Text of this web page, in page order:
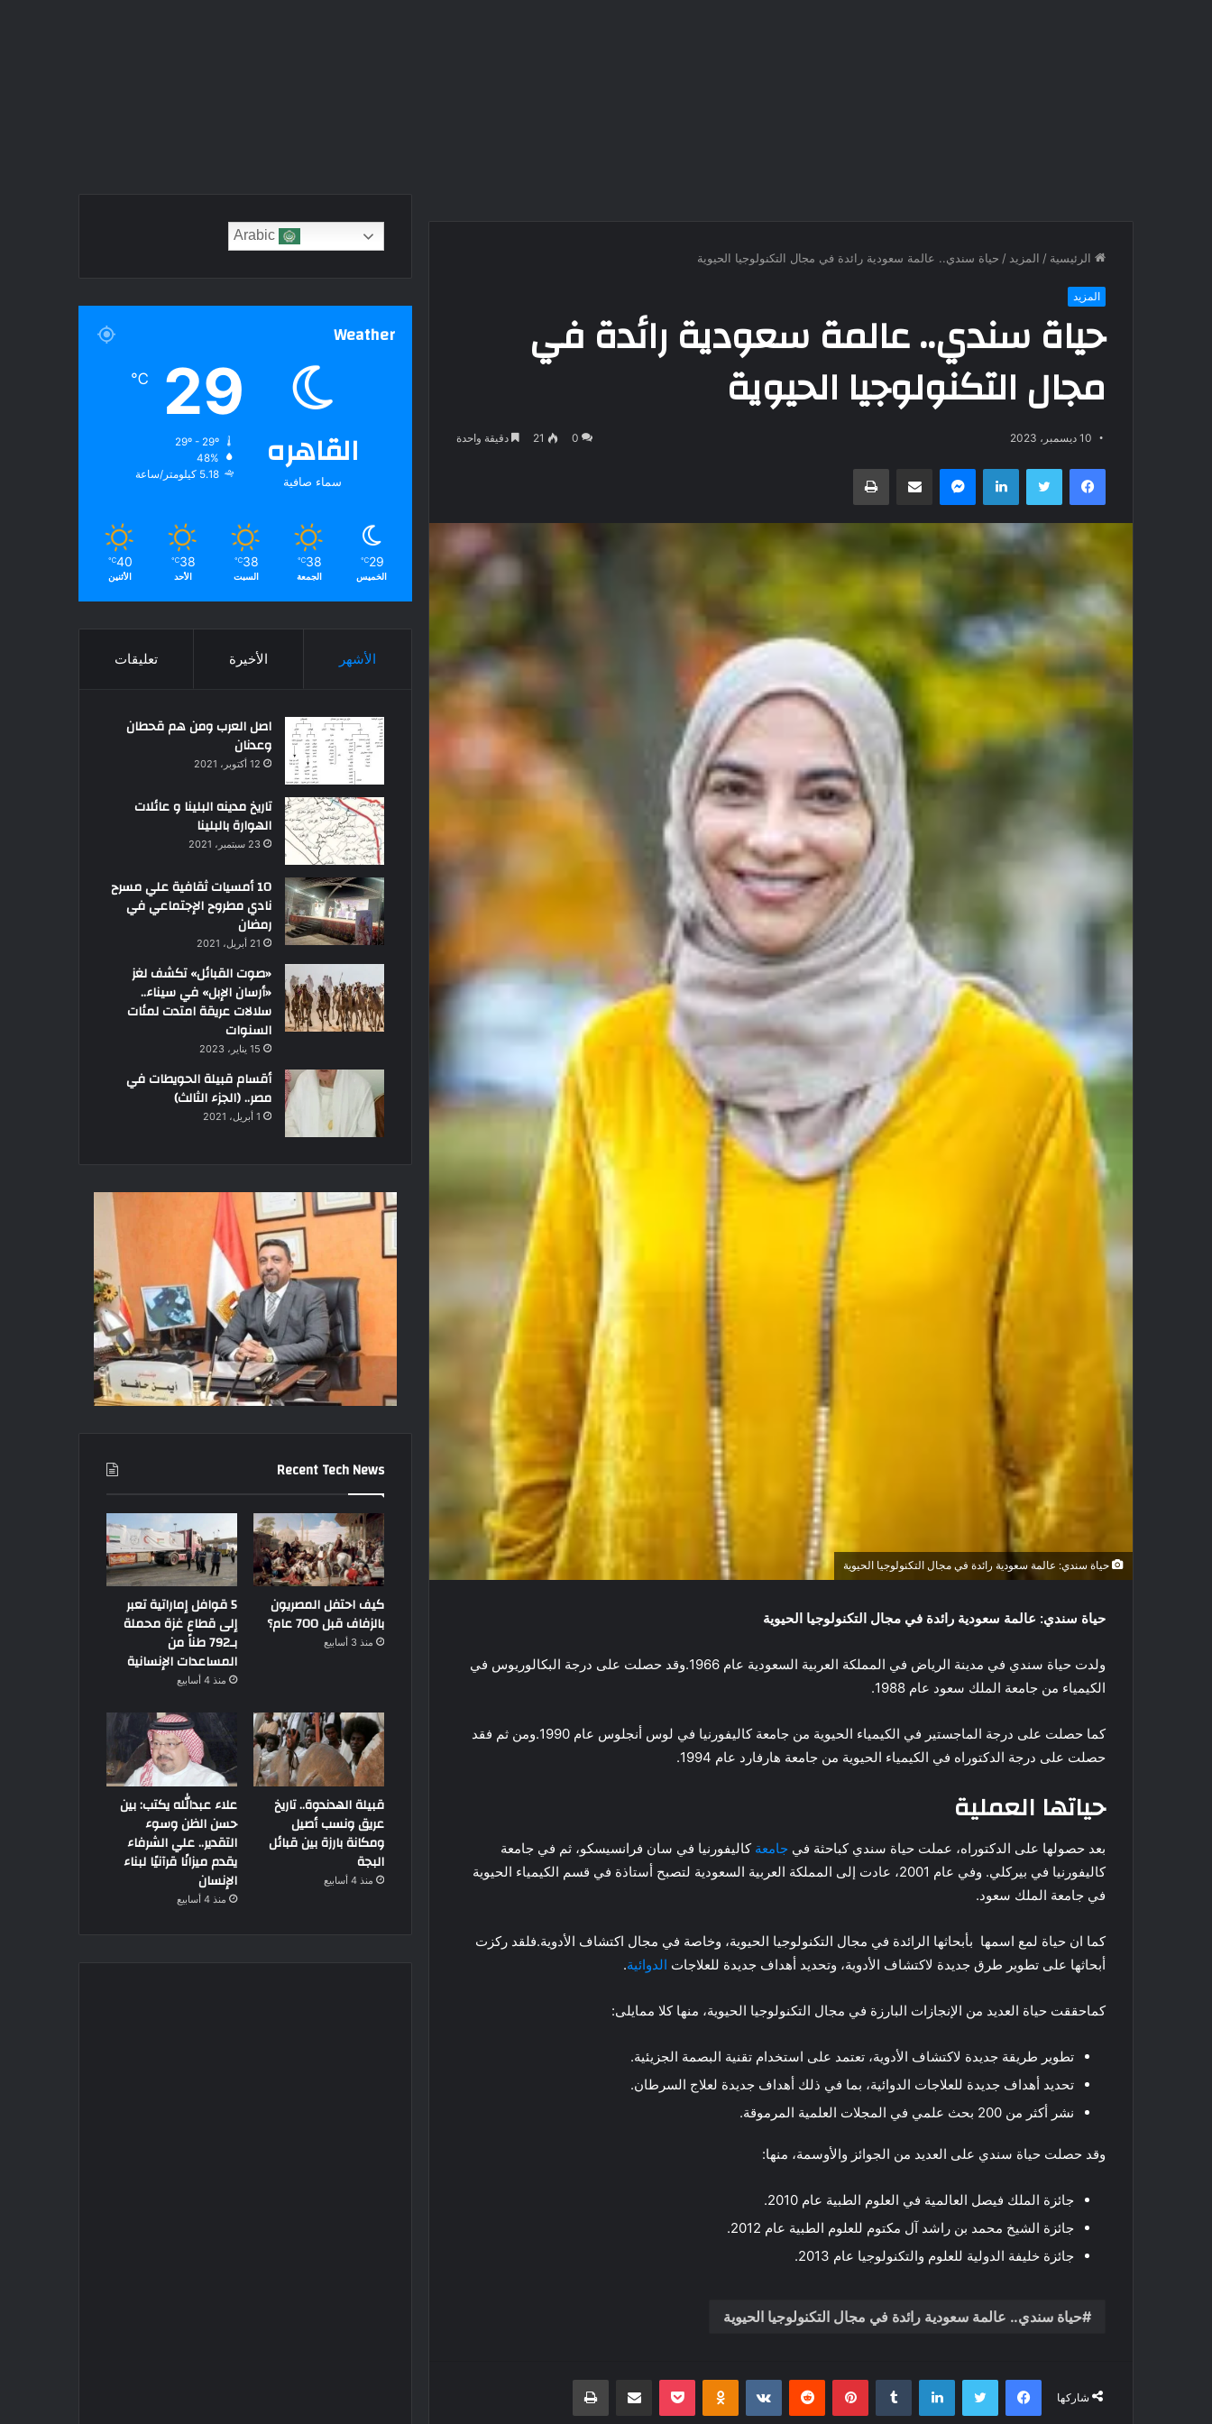
الرئيسية / المزيد / حياة سندي.. عالمة سعودية رائدة في مجال التكنولوجيا الحيوية
المزيد
حياة سندي.. عالمة سعودية رائدة في
مجال التكنولوجيا الحيوية
10 ديسمبر، 2023 0
21 دقيقة واحدة
فيسبوك تويتر لينكدإن ماسنجر مشاركة عبر البريد طباعة
حياة سندي: عالمة سعودية رائدة في مجال التكنولوجيا الحيوية
حياة سندي: عالمة سعودية رائدة في مجال التكنولوجيا الحيوية
ولدت حياة سندي في مدينة الرياض في المملكة العربية السعودية عام 1966.وقد حصلت على درجة البكالوريوس في
الكيمياء من جامعة الملك سعود عام 1988.
كما حصلت على درجة الماجستير في الكيمياء الحيوية من جامعة كاليفورنيا في لوس أنجلوس عام 1990.ومن ثم فقد
حصلت على درجة الدكتوراه في الكيمياء الحيوية من جامعة هارفارد عام 1994.
حياتها العملية
بعد حصولها على الدكتوراه، عملت حياة سندي كباحثة في جامعة كاليفورنيا في سان فرانسيسكو، ثم في جامعة
كاليفورنيا في بيركلي. وفي عام 2001، عادت إلى المملكة العربية السعودية لتصبح أستاذة في قسم الكيمياء الحيوية
في جامعة الملك سعود.
كما ان حياة لمع اسمها بأبحاثها الرائدة في مجال التكنولوجيا الحيوية، وخاصة في مجال اكتشاف الأدوية.فلقد ركزت
أبحاثها على تطوير طرق جديدة لاكتشاف الأدوية، وتحديد أهداف جديدة للعلاجات الدوائية.
كماحققت حياة العديد من الإنجازات البارزة في مجال التكنولوجيا الحيوية، منها كلا ممايلى:
تطوير طريقة جديدة لاكتشاف الأدوية، تعتمد على استخدام تقنية البصمة الجزيئية.
تحديد أهداف جديدة للعلاجات الدوائية، بما في ذلك أهداف جديدة لعلاج السرطان.
نشر أكثر من 200 بحث علمي في المجلات العلمية المرموقة.
وقد حصلت حياة سندي على العديد من الجوائز والأوسمة، منها:
جائزة الملك فيصل العالمية في العلوم الطبية عام 2010.
جائزة الشيخ محمد بن راشد آل مكتوم للعلوم الطبية عام 2012.
جائزة خليفة الدولية للعلوم والتكنولوجيا عام 2013.
حياة سندي.. عالمة سعودية رائدة في مجال التكنولوجيا الحيوية
شاركها
فيسبوك تويتر لينكدإن بينتيريست Odnoklassniki
بوكيت مشاركة عبر البريد طباعة
Arabic
Weather
القاهره
سماء صافية
29
℃
48%
5.18 كيلومتر/ساعة
29
℃
الخميس
38
℃
الجمعة
38
℃
السبت
38
℃
الأحد
40
℃
الأثنين
الأشهر الأخيرة تعليقات
اصل العرب ومن هم قحطان
وعدنان
12 أكتوبر، 2021
تاريخ مدينه البلينا و عائلات
الهوارة بالبلينا
23 سبتمبر، 2021
10 أمسيات ثقافية علي مسرح
نادي مطروح الإجتماعي في
رمضان
21 أبريل، 2021
«صوت القبائل» تكشف لغز
«أرسان الإبل» في سيناء..
سلالات عريقة امتدت لمئات
السنوات
15 يناير، 2023
أقسام قبيلة الحويطات في
مصر.. (الجزء الثالث)
1 أبريل، 2021
Recent Tech News
كيف احتفل المصريون
بالزفاف قبل 700 عام؟
منذ 3 أسابيع
5 قوافل إماراتية تعبر
إلى قطاع غزة محملة
بـ792 طناً من
المساعدات الإنسانية
منذ 4 أسابيع
قبيلة الهدندوة.. تاريخ
عريق ونسب أصيل
ومكانة بارزة بين قبائل
البجة
منذ 4 أسابيع
علاء عبدالله يكتب: بين
حسن الظن وسوء
التقدير.. علي الشرفاء
يقدم ميزانًا قرآنيًا لبناء
الإنسان
منذ 4 أسابيع